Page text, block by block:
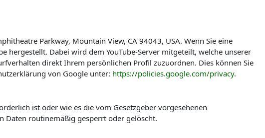
Parkway, Mountain View, CA 94043, USA. Wenn Sie eine
hergestellt. Dabei wird dem YouTube-Server mitgeteilt, welche unserer
direkt Ihrem persönlichen Profil zuzuordnen. Dies können Sie
von Google unter: https://policies.google.com/privacy.
ist oder wie es die vom Gesetzgeber vorgesehenen
Daten routinemäßig gesperrt oder gelöscht.